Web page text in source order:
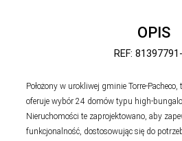
OPIS
REF:
Położony w urokliwej gminie Torre-
oferuje wybór 24 domów typu high-
Nieruchomości te zaprojektowano, aby
funkcjonalność, dostosowując się do